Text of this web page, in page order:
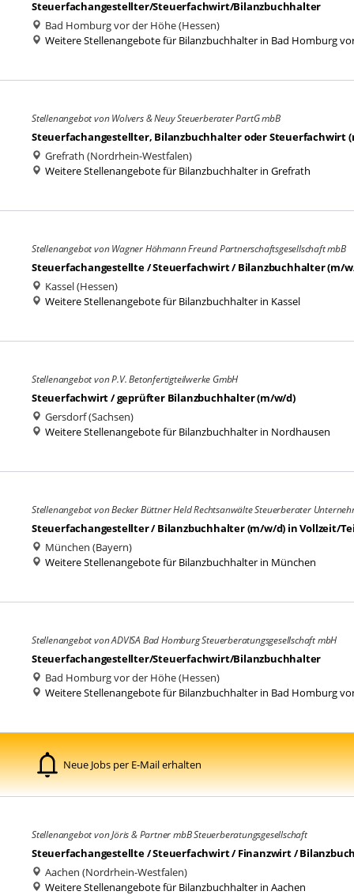
Steuerfachangestellter/Steuerfachwirt/Bilanzbuchhalter
Bad Homburg vor der Höhe (Hessen)
Weitere Stellenangebote für Bilanzbuchhalter in Bad Homburg
Stellenangebot von Wolvers & Neuy Steuerberater PartG mbB
Steuerfachangestellter, Bilanzbuchhalter oder Steuerfachwirt
Grefrath (Nordrhein-Westfalen)
Weitere Stellenangebote für Bilanzbuchhalter in Grefrath
Stellenangebot von Wagner Höhmann Freund Partnerschaftsgesellschaft mbB
Steuerfachangestellte / Steuerfachwirt / Bilanzbuchhalter (m/
Kassel (Hessen)
Weitere Stellenangebote für Bilanzbuchhalter in Kassel
Stellenangebot von P.V. Betonfertigteilwerke GmbH
Steuerfachwirt / geprüfter Bilanzbuchhalter (m/w/d)
Gersdorf (Sachsen)
Weitere Stellenangebote für Bilanzbuchhalter in Nordhausen
Stellenangebot von Becker Büttner Held Rechtsanwälte Steuerberater
Steuerfachangestellter / Bilanzbuchhalter (m/w/d) in Vollzeit/
München (Bayern)
Weitere Stellenangebote für Bilanzbuchhalter in München
Stellenangebot von ADVISA Bad Homburg Steuerberatungsgesellschaft mbH
Steuerfachangestellter/Steuerfachwirt/Bilanzbuchhalter
Bad Homburg vor der Höhe (Hessen)
Weitere Stellenangebote für Bilanzbuchhalter in Bad Homburg
Neue Jobs per E-Mail erhalten
Stellenangebot von Jöris & Partner mbB Steuerberatungsgesellschaft
Steuerfachangestellte / Steuerfachwirt / Finanzwirt /
Aachen (Nordrhein-Westfalen)
Weitere Stellenangebote für Bilanzbuchhalter in Aachen